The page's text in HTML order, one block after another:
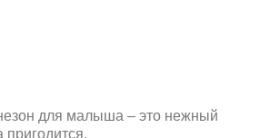
для малыша – это нежный
пригодится.